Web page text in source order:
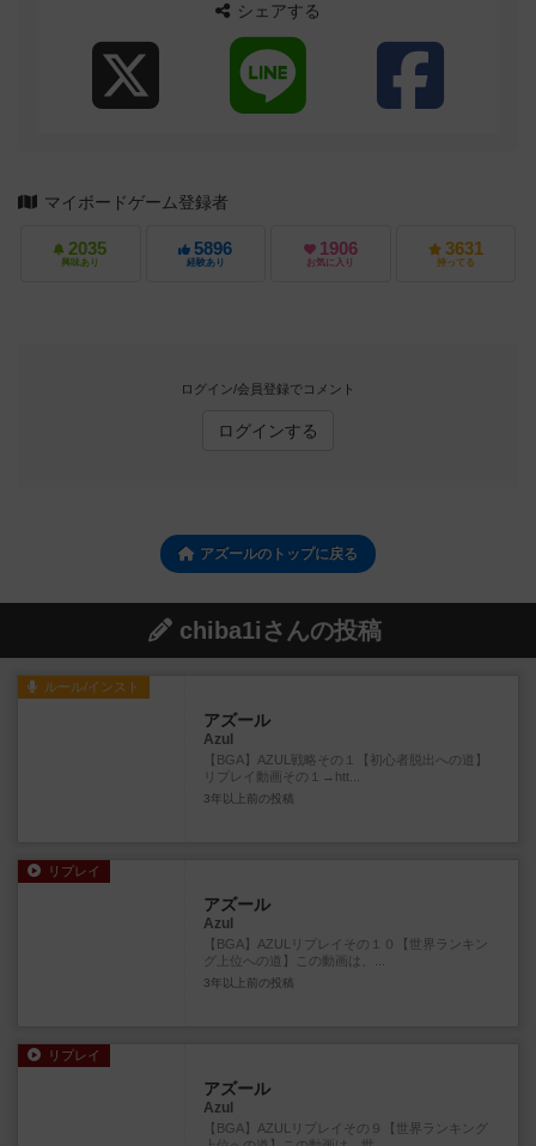
シェアする
マイボードゲーム登録者
2035
興味あり
5896
経験あり
1906
お気に入り
3631
持ってる
ログイン/会員登録でコメント
ログインする
アズールのトップに戻る
chiba1iさんの投稿
ルール/インスト
アズール
Azul
【BGA】AZUL戦略その１【初心者脱出への道】
リプレイ動画その１→htt...
3年以上前 の投稿
リプレイ
アズール
Azul
【BGA】AZULリプレイその１０【世界ランキン
グ上位への道】この動画は、...
3年以上前 の投稿
リプレイ
アズール
Azul
【BGA】AZULリプレイその９【世界ランキング